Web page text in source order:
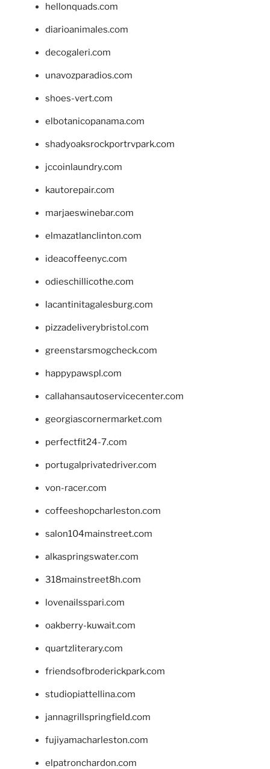
hellonquads.com
diarioanimales.com
decogaleri.com
unavozparadios.com
shoes-vert.com
elbotanicopanama.com
shadyoaksrockportrvpark.com
jccoinlaundry.com
kautorepair.com
marjaeswinebar.com
elmazatlanclinton.com
ideacoffeenyc.com
odieschillicothe.com
lacantinitagalesburg.com
pizzadeliverybristol.com
greenstarsmogcheck.com
happypawspl.com
callahansautoservicecenter.com
georgiascornermarket.com
perfectfit24-7.com
portugalprivatedriver.com
von-racer.com
coffeeshopcharleston.com
salon104mainstreet.com
alkaspringswater.com
318mainstreet8h.com
lovenailsspari.com
oakberry-kuwait.com
quartzliterary.com
friendsofbroderickpark.com
studiopiattellina.com
jannagrillspringfield.com
fujiyamacharleston.com
elpatronchardon.com